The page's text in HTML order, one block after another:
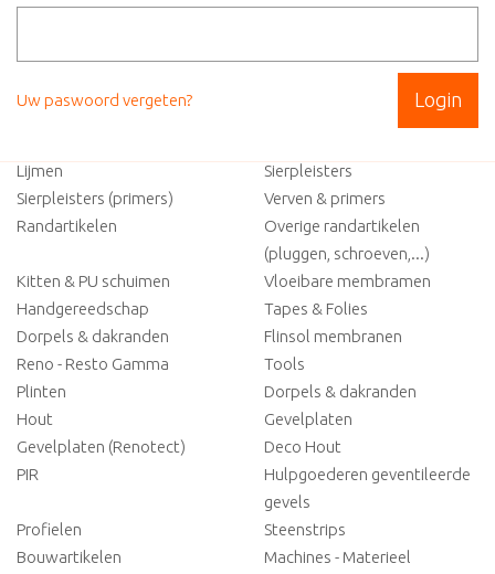
Uw paswoord vergeten?
Sitemap
Lijmen
Sierpleisters
Sierpleisters (primers)
Verven & primers
Randartikelen
Overige randartikelen
(pluggen, schroeven,...)
Kitten & PU schuimen
Vloeibare membramen
Handgereedschap
Tapes & Folies
Dorpels & dakranden
Flinsol membranen
Reno - Resto Gamma
Tools
Plinten
Dorpels & dakranden
Hout
Gevelplaten
Gevelplaten (Renotect)
Deco Hout
PIR
Hulpgoederen geventileerde
gevels
Profielen
Steenstrips
Bouwartikelen
Machines - Materieel